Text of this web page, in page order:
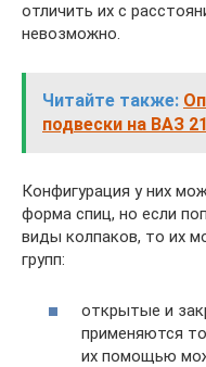
отличить их с
невозможно.
Читайте также:
подвески на ВАЗ
Конфигурация у них
форма спиц, но если
виды колпаков, то их
групп:
открытые и
применяются
их помощью